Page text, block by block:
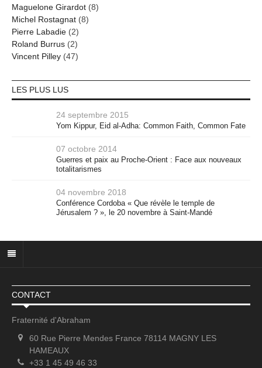
Maguelone Girardot (8)
Michel Rostagnat (8)
Pierre Labadie (2)
Roland Burrus (2)
Vincent Pilley (47)
LES PLUS LUS
24 septembre 2015
Yom Kippur, Eid al-Adha: Common Faith, Common Fate
07 octobre 2014
Guerres et paix au Proche-Orient : Face aux nouveaux
totalitarismes
04 novembre 2018
Conférence Cordoba « Que révèle le temple de
Jérusalem ? », le 20 novembre à Saint-Mandé
CONTACT
Fraternité d'Abraham
60 Rue Pierre Mendes France 78114 MAGNY LES
HAMEAUX
+33 1 45 49 46 33